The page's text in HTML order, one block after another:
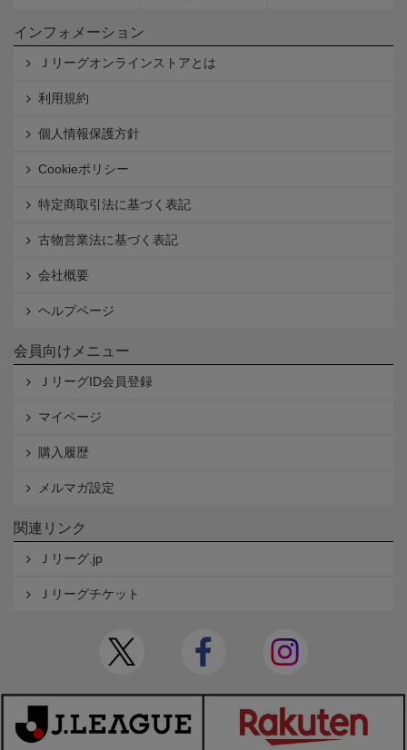
インフォメーション
Ｊリーグオンラインストアとは
利用規約
個人情報保護方針
Cookieポリシー
特定商取引法に基づく表記
古物営業法に基づく表記
会社概要
ヘルプページ
会員向けメニュー
ＪリーグID会員登録
マイページ
購入履歴
メルマガ設定
関連リンク
Ｊリーグ.jp
Ｊリーグチケット